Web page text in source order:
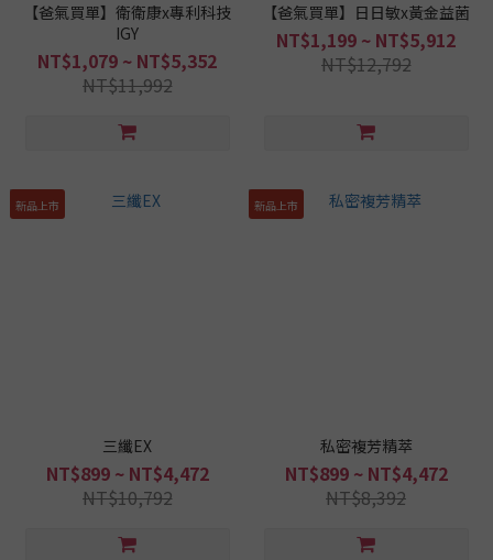
【爸氣買單】衛衛康x專利科技
IGY
NT$1,079 ~ NT$5,352
NT$11,992
【爸氣買單】日日敏x黃金益菌
NT$1,199 ~ NT$5,912
NT$12,792
新品上市
三纖EX
NT$899 ~ NT$4,472
NT$10,792
新品上市
私密複芳精萃
NT$899 ~ NT$4,472
NT$8,392